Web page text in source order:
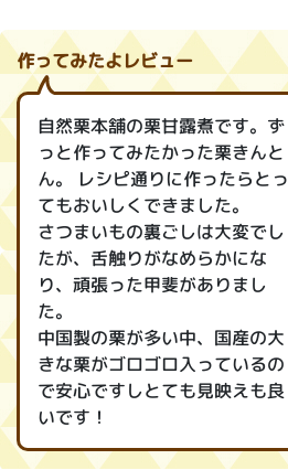
作ってみたよレビュー
自然栗本舗の栗甘露煮です。ず
っと作ってみたかった栗きんと
ん。 レシピ通りに作ったらとっ
てもおいしくできました。
さつまいもの裏ごしは大変でし
たが、舌触りがなめらかにな
り、頑張った甲斐がありまし
た。
中国製の栗が多い中、国産の大
きな栗がゴロゴロ入っているの
で安心ですしとても見映えも良
いです！